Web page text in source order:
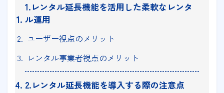
1.レンタル延長機能を活用した柔軟なレンタ
ル運用
ユーザー視点のメリット
レンタル事業者視点のメリット
2.レンタル延長機能を導入する際の注意点